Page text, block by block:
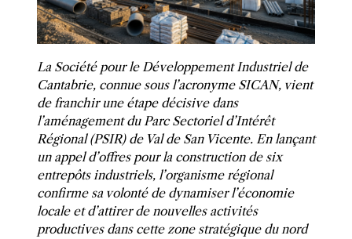
La Société pour le Développement Industriel de
Cantabrie, connue sous l’acronyme SICAN, vient
de franchir une étape décisive dans
l’aménagement du Parc Sectoriel d’Intérêt
Régional (PSIR) de Val de San Vicente. En lançant
un appel d’offres pour la construction de six
entrepôts industriels, l’organisme régional
confirme sa volonté de dynamiser l’économie
locale et d’attirer de nouvelles activités
productives dans cette zone stratégique du nord